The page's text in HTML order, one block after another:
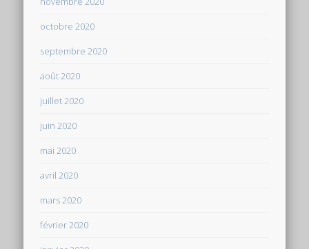
octobre 2020
septembre 2020
août 2020
juillet 2020
juin 2020
mai 2020
avril 2020
mars 2020
février 2020